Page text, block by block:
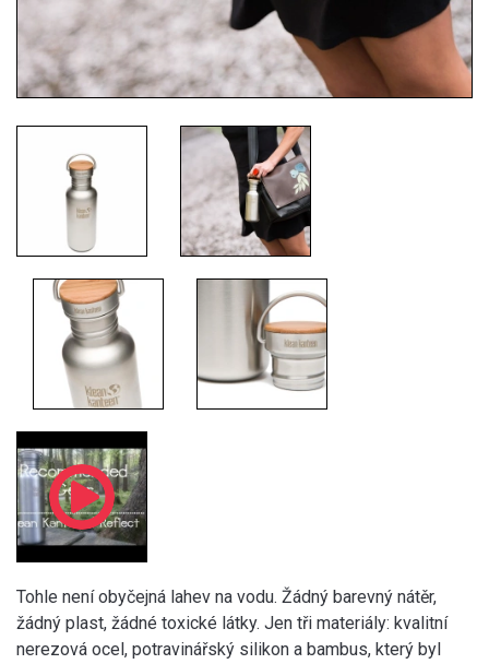
Tohle není obyčejná lahev na vodu. Žádný barevný nátěr,
žádný plast, žádné toxické látky. Jen tři materiály: kvalitní
nerezová ocel, potravinářský silikon a bambus, který byl